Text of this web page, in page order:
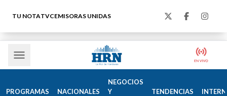
TU NOTATVCEMISORAS UNIDAS
PROGRAMAS NACIONALES
NEGOCIOS
Y
TENDENCIAS